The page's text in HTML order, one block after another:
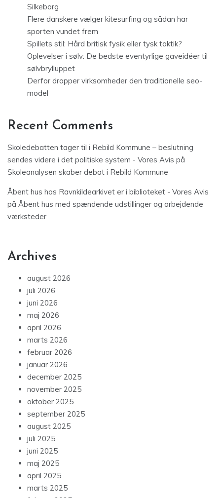
Silkeborg
Flere danskere vælger kitesurfing og sådan har
sporten vundet frem
Spillets stil: Hård britisk fysik eller tysk taktik?
Oplevelser i sølv: De bedste eventyrlige gaveidéer til
sølvbrylluppet
Derfor dropper virksomheder den traditionelle seo-
model
Recent Comments
Skoledebatten tager til i Rebild Kommune – beslutning
sendes videre i det politiske system - Vores Avis på
Skoleanalysen skaber debat i Rebild Kommune
Åbent hus hos Ravnkildearkivet er i biblioteket - Vores Avis
på Åbent hus med spændende udstillinger og arbejdende
værksteder
Archives
august 2026
juli 2026
juni 2026
maj 2026
april 2026
marts 2026
februar 2026
januar 2026
december 2025
november 2025
oktober 2025
september 2025
august 2025
juli 2025
juni 2025
maj 2025
april 2025
marts 2025